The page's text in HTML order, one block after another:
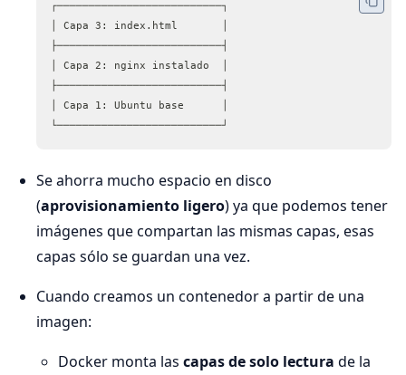
┌──────────────────────────┐
│ Capa 3: index.html       │
├──────────────────────────┤
│ Capa 2: nginx instalado  │
├──────────────────────────┤
│ Capa 1: Ubuntu base      │
└──────────────────────────┘
Se ahorra mucho espacio en disco
(aprovisionamiento ligero) ya que podemos tener
imágenes que compartan las mismas capas, esas
capas sólo se guardan una vez.
Cuando creamos un contenedor a partir de una
imagen:
Docker monta las capas de solo lectura de la